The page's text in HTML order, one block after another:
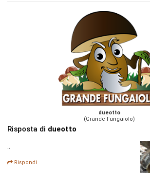
dueotto
(Grande Fungaiolo)
Risposta di dueotto
Rispondi